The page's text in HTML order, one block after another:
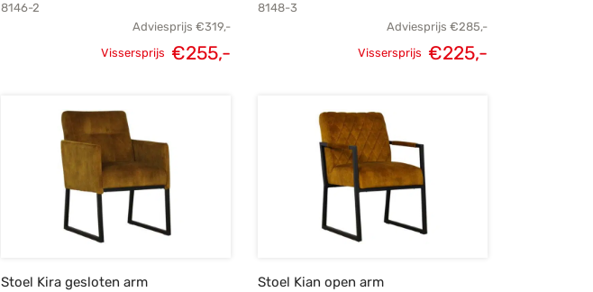
8146-2
Adviesprijs €319,-
Oorspronkelijke
Vissersprijs €255,-
8148-3
Adviesprijs €285,-
Oorspronkelijke
Vissersprijs €225,-
Stoel Kira gesloten arm Stoel Kian open arm